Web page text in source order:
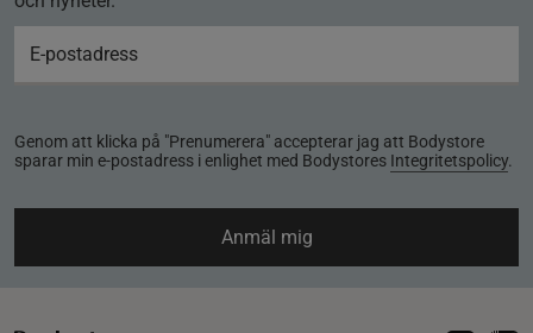
Genom att klicka på "Prenumerera" accepterar jag att Bodystore
sparar min e-postadress i enlighet med Bodystores Integritetspolicy.
Anmäl mig